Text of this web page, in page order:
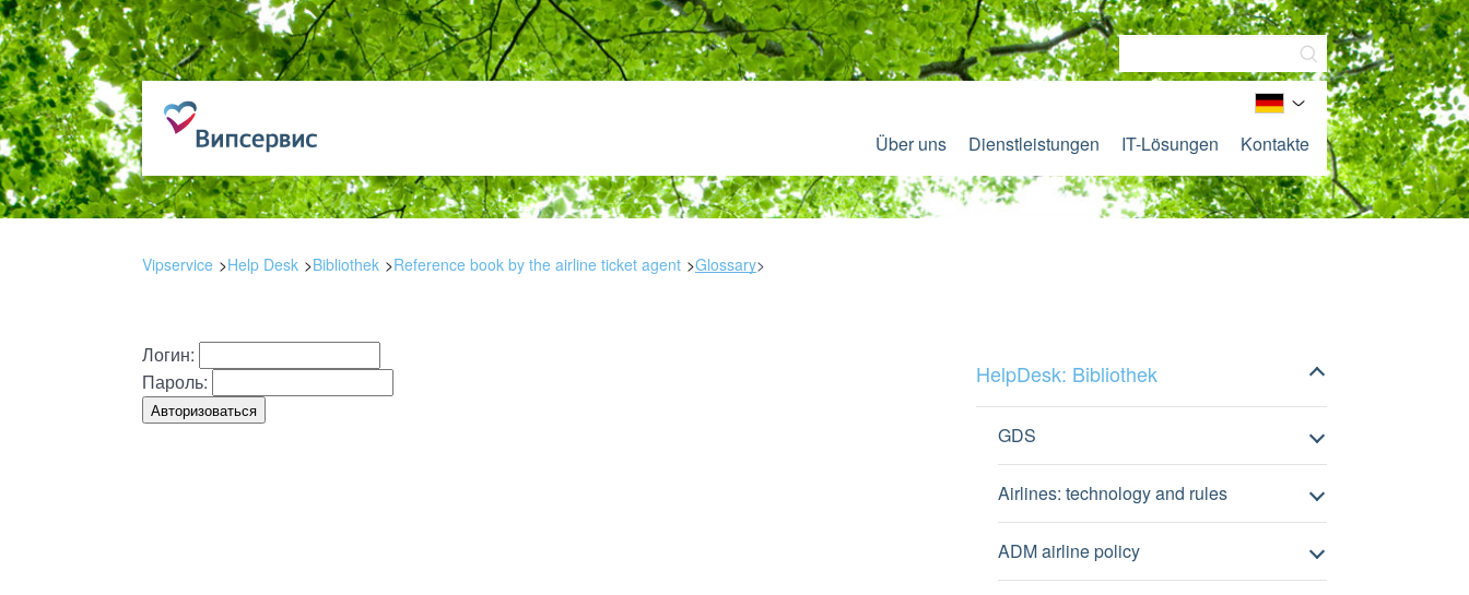
Über uns Dienstleistungen IT-Lösungen Kontakte
Vipservice Help Desk Bibliothek Reference book by the airline ticket agent Glossary>
Логин:
Пароль:
HelpDesk: Bibliothek
GDS
Airlines: technology and rules
ADM airline policy